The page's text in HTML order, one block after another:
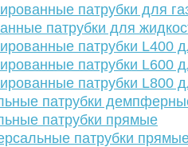
патрубки для
патрубки для
патрубки L400
патрубки L600
патрубки L800
патрубки
патрубки прямые
патрубки